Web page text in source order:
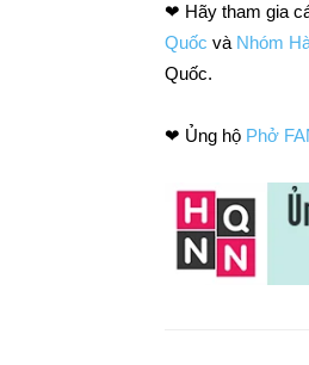
❤ Hãy tham gia
Quốc và Nhóm
Quốc.
❤ Ủng hộ Phở